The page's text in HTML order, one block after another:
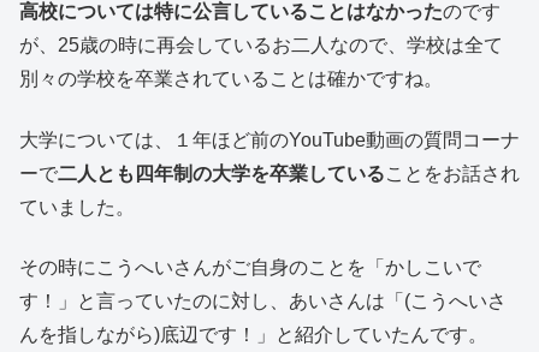
高校については特に公言していることはなかったのです
が、25歳の時に再会しているお二人なので、学校は全て
別々の学校を卒業されていることは確かですね。
大学については、１年ほど前のYouTube動画の質問コーナ
ーで二人とも四年制の大学を卒業していることをお話され
ていました。
その時にこうへいさんがご自身のことを「かしこいで
す！」と言っていたのに対し、あいさんは「(こうへいさ
んを指しながら)底辺です！」と紹介していたんです。